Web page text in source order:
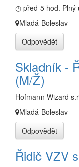
◷ před 5 hod. Plný
Mladá Boleslav
Odpovědět
Skladník -
(M/Ž)
Hofmann Wizard
Mladá Boleslav
Odpovědět
Řidič VZV